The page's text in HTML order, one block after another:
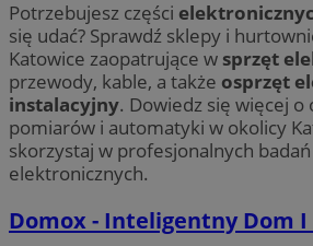
Potrzebujesz części
się udać? Sprawdź sklepy i
Katowice zaopatrujące w sprzęt
przewody, kable, a także osprzęt
instalacyjny. Dowiedz się więcej o
pomiarów i automatyki w okolicy
skorzystaj w profesjonalnych
elektronicznych.
Domox - Inteligentny Dom